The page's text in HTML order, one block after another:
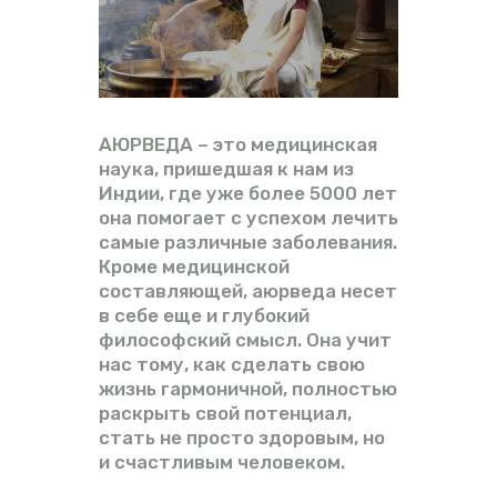
ВИДЕО
ФОРУМ
АЮРВЕДА – это медицинская
наука, пришедшая к нам из
Индии, где уже более 5000 лет
она помогает с успехом лечить
самые различные заболевания.
Кроме медицинской
составляющей, аюрведа несет
в себе еще и глубокий
философский смысл. Она учит
нас тому, как сделать свою
жизнь гармоничной, полностью
раскрыть свой потенциал,
стать не просто здоровым, но
и счастливым человеком.